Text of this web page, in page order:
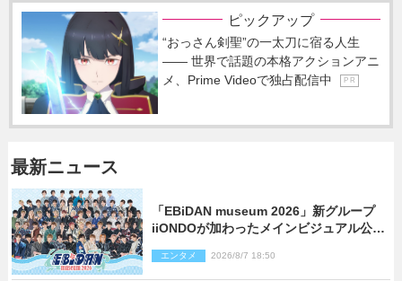
ピックアップ
“おっさん剣聖”の一太刀に宿る人生
―― 世界で話題の本格アクションアニ
メ、Prime Videoで独占配信中
P R
最新ニュース
「EBiDAN museum 2026」新グループ
iiONDOが加わったメインビジュアル公
エンタメ 2026/8/7 18:50